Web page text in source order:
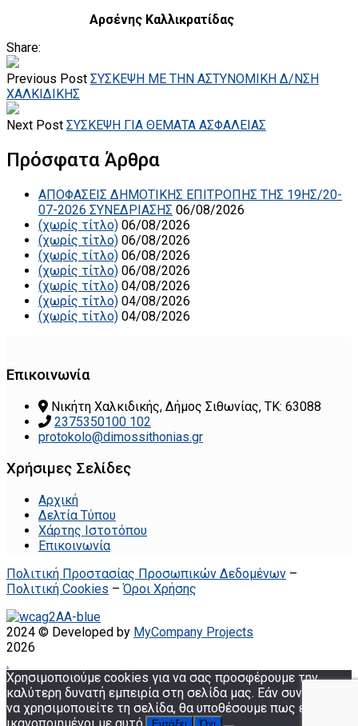
Αρσένης Καλλικρατίδας
Share:
Previous Post ΣΥΣΚΕΨΗ ΜΕ ΤΗΝ ΑΣΤΥΝΟΜΙΚΗ Δ/ΝΣΗ
ΧΑΛΚΙΔΙΚΗΣ
Next Post ΣΥΣΚΕΨΗ ΓΙΑ ΘΕΜΑΤΑ ΑΣΦΑΛΕΙΑΣ
Πρόσφατα Άρθρα
ΑΠΟΦΑΣΕΙΣ ΔΗΜΟΤΙΚΗΣ ΕΠΙΤΡΟΠΗΣ ΤΗΣ 19ΗΣ/20-
07-2026 ΣΥΝΕΔΡΙΑΣΗΣ 06/08/2026
(χωρίς τίτλο) 06/08/2026
(χωρίς τίτλο) 06/08/2026
(χωρίς τίτλο) 06/08/2026
(χωρίς τίτλο) 06/08/2026
(χωρίς τίτλο) 04/08/2026
(χωρίς τίτλο) 04/08/2026
(χωρίς τίτλο) 04/08/2026
Επικοινωνία
Νικήτη Χαλκιδικής, Δήμος Σιθωνίας, ΤΚ: 63088
2375350100 102
protokolo@dimossithonias.gr
Χρήσιμες Σελίδες
Αρχική
Δελτία Τύπου
Χάρτης Ιστοτόπου
Επικοινωνία
Πολιτική Προστασίας Προσωπικών Δεδομένων –
Πολιτική Cookies –Όροι Χρήσης
2024 © Developed by MyCompany Projects
2026
.
Χρησιμοποιούμε cookies για να σας προσφέρουμε την
καλύτερη δυνατή εμπειρία στη σελίδα μας. Εάν συνεχίσετε
να χρησιμοποιείτε τη σελίδα, θα υποθέσουμε πως είστε
ικανοποιημένοι με αυτό.